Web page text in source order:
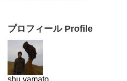
プロフィール Profile